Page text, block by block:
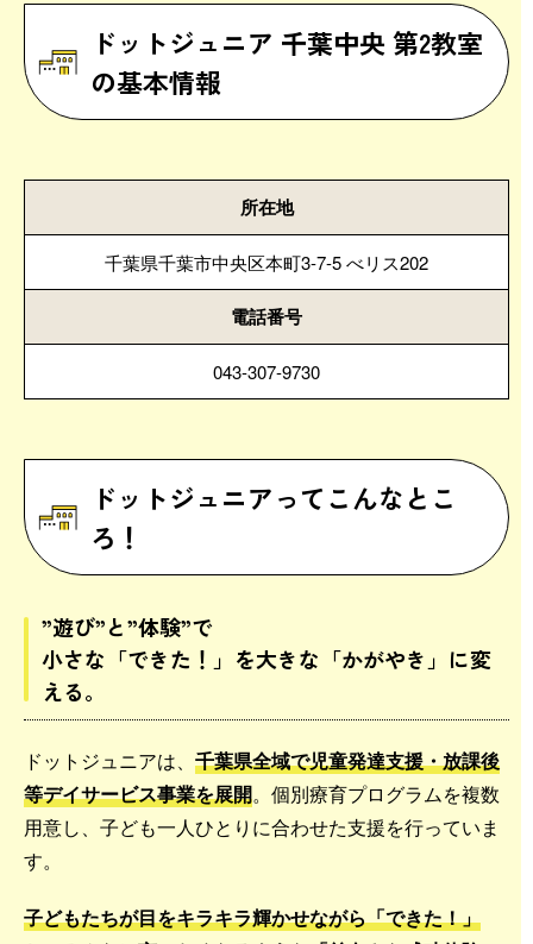
ドットジュニア 千葉中央 第2教室
の基本情報
所在地
千葉県千葉市中央区本町3-7-5 べリス202
電話番号
043-307-9730
ドットジュニアってこんなとこ
ろ！
”遊び”と”体験”で
小さな「できた！」を大きな「かがやき」に変
える。
ドットジュニアは、 千葉県全域で児童発達支援・放課後
等デイサービス事業を展開。個別療育プログラムを複数
用意し、子ども一人ひとりに合わせた支援を行っていま
す。
子どもたちが目をキラキラ輝かせながら「できた！」